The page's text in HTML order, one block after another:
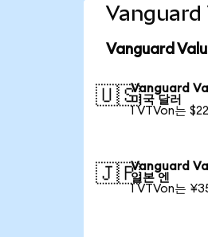
Vanguard
Vanguard
🇺🇸Vanguard
미국 달러
1 VTVon는
🇯🇵Vanguard
일본 엔
1 VTVon는